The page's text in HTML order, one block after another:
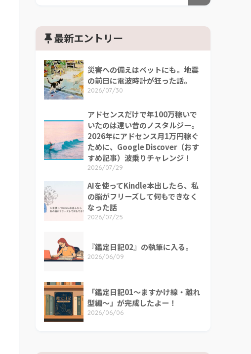
最新エントリー
災害への備えはペットにも。地震
の前日に電波時計が狂った話。
2026/07/30
アドセンスだけで年100万稼いで
いたのは遠い昔のノスタルジー。
2026年にアドセンス月1万円稼ぐ
ために、Google Discover（おす
すめ記事）波乗りチャレンジ！
2026/07/29
AIを使ってKindle本出したら、私
の脳がフリーズして何もできなく
なった話
2026/07/25
『鑑定日記02』の執筆に入る。
2026/06/09
「鑑定日記01～ますかけ線・離れ
型編～」が完成したよー！
2026/06/06